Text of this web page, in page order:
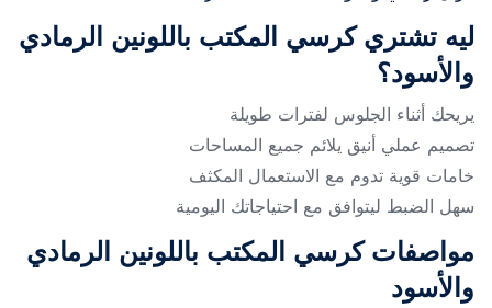
ليه تشتري كرسي المكتب باللونين الرمادي
والأسود؟
يريحك أثناء الجلوس لفترات طويلة
تصميم عملي أنيق يلائم جميع المساحات
خامات قوية تدوم مع الاستعمال المكثف
سهل الضبط ليتوافق مع احتياجاتك اليومية
مواصفات كرسي المكتب باللونين الرمادي
والأسود